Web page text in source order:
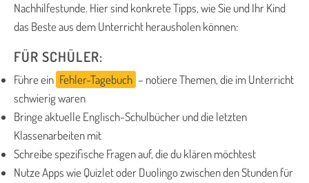
Nachhilfestunde. Hier sind konkrete Tipps, wie Sie und Ihr Kind
das Beste aus dem Unterricht herausholen können:
FÜR SCHÜLER:
Führe ein Fehler-Tagebuch – notiere Themen, die im Unterricht
schwierig waren
Bringe aktuelle Englisch-Schulbücher und die letzten
Klassenarbeiten mit
Schreibe spezifische Fragen auf, die du klären möchtest
Nutze Apps wie Quizlet oder Duolingo zwischen den Stunden für